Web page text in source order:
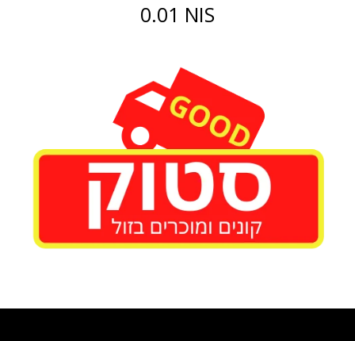
0.01 NIS